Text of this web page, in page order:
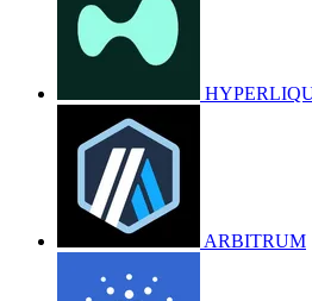
ARBITRUM